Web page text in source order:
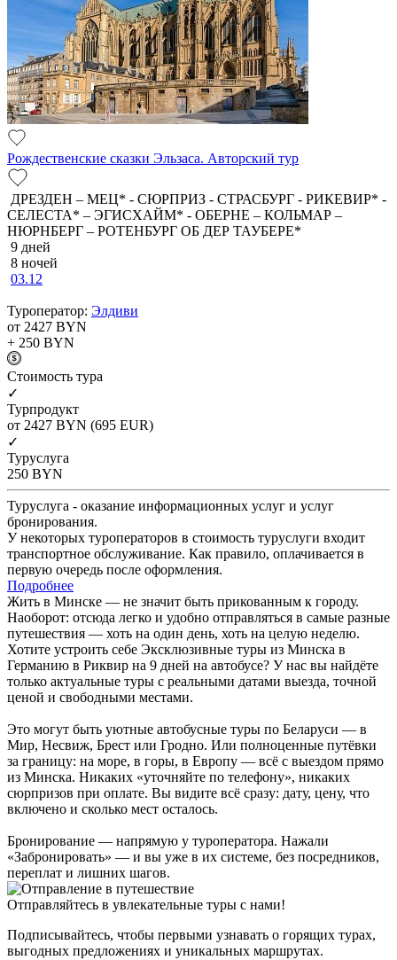
Рождественские сказки Эльзаса. Авторский тур
ДРЕЗДЕН – МЕЦ* - СЮРПРИЗ - СТРАСБУРГ - РИКЕВИР* -
СЕЛЕСТА* – ЭГИСХАЙМ* - ОБЕРНЕ – КОЛЬМАР –
НЮРНБЕРГ – РОТЕНБУРГ ОБ ДЕР ТАУБЕРЕ*
9 дней
8 ночей
03.12
Туроператор: Элдиви
от 2427 BYN
+ 250 BYN
Cтоимость тура
✓
Турпродукт
от 2427 BYN (695 EUR)
✓
Туруслуга
250 BYN
Туруслуга - оказание информационных услуг и услуг
бронирования.
У некоторых туроператоров в стоимость туруслуги входит
транспортное обслуживание. Как правило, оплачивается в
первую очередь после оформления.
Подробнее
Жить в Минске — не значит быть прикованным к городу.
Наоборот: отсюда легко и удобно отправляться в самые разные
путешествия — хоть на один день, хоть на целую неделю.
Хотите устроить себе Эксклюзивные туры из Минска в
Германию в Риквир на 9 дней на автобусе? У нас вы найдёте
только актуальные туры с реальными датами выезда, точной
ценой и свободными местами.
Это могут быть уютные автобусные туры по Беларуси — в
Мир, Несвиж, Брест или Гродно. Или полноценные путёвки
за границу: на море, в горы, в Европу — всё с выездом прямо
из Минска. Никаких «уточняйте по телефону», никаких
сюрпризов при оплате. Вы видите всё сразу: дату, цену, что
включено и сколько мест осталось.
Бронирование — напрямую у туроператора. Нажали
«Забронировать» — и вы уже в их системе, без посредников,
переплат и лишних шагов.
Отправляйтесь в увлекательные туры с нами!
Подписывайтесь, чтобы первыми узнавать о горящих турах,
выгодных предложениях и уникальных маршрутах.